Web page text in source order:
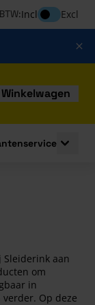
BTW:InclInclusief btw
Excl
Winkelwagen
aan
om
in
Op deze